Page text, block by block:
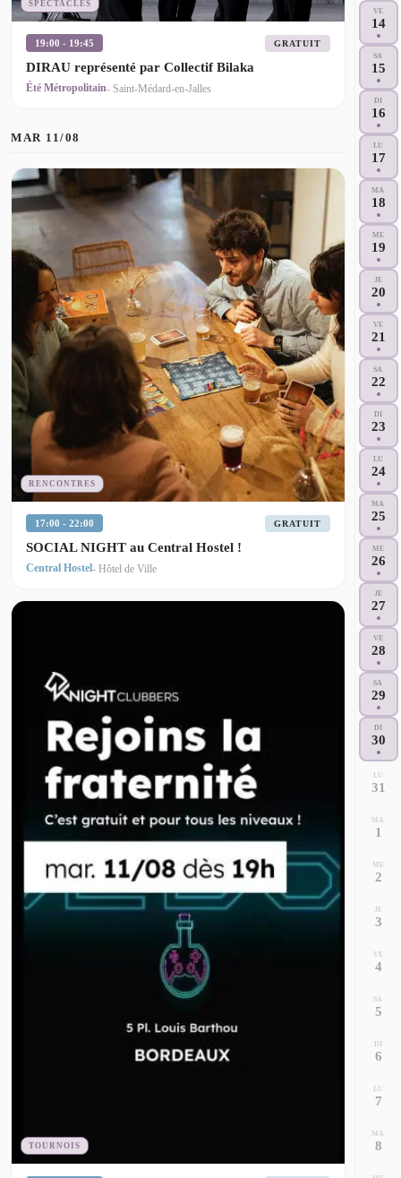
SPECTACLES
19:00 - 19:45 GRATUIT
DIRAU représenté par Collectif Bilaka
Été Métropolitain- Saint-Médard-en-Jalles
MAR 11/08
RENCONTRES
17:00 - 22:00 GRATUIT
SOCIAL NIGHT au Central Hostel !
Central Hostel- Hôtel de Ville
TOURNOIS
VE
14
SA
15
DI
16
LU
17
MA
18
ME
19
JE
20
VE
21
SA
22
DI
23
LU
24
MA
25
ME
26
JE
27
VE
28
SA
29
DI
30
LU
31
MA
1
ME
2
JE
3
VE
4
SA
5
DI
6
LU
7
MA
8